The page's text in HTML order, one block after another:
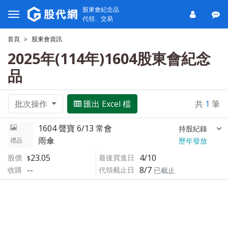
股東會紀念品
代領、交易
首頁 股東會資訊
2025年(114年)1604股東會紀念
品
批次操作 匯出 Excel 檔 共 1 筆
禮品
1604 聲寶 6/13 常會 持股紀錄
雨傘
歷年發放
股價
23.05
收購 --
最後買進日 4/10
代領截止日 8/7 已截止